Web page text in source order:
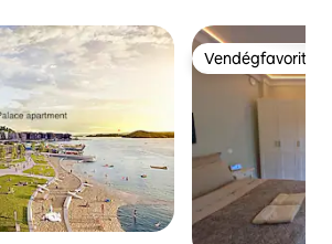
Vendégfavorit
Vendégfavorit